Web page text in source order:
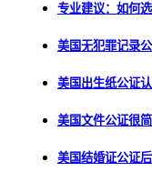
专业建议：如何
美国无犯罪记录
美国出生纸公证
美国文件公证很
美国结婚证公证